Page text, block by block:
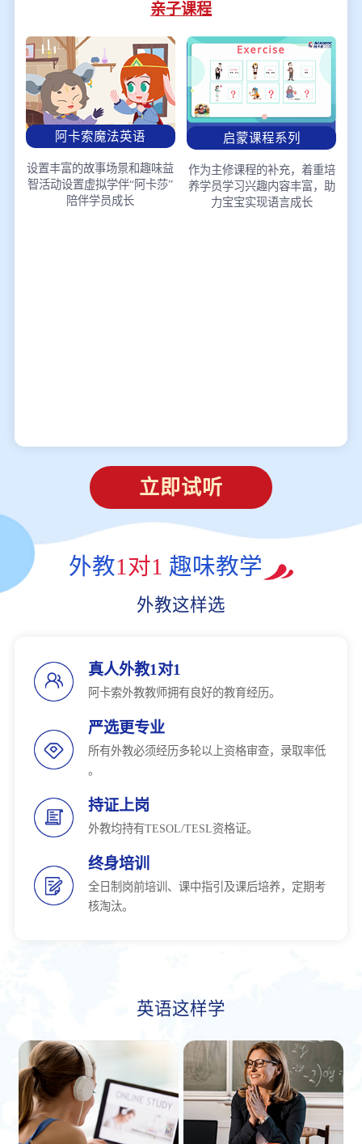
亲子课程
阿卡索魔法英语
设置丰富的故事场景和趣味益
智活动设置虚拟学伴“阿卡莎”
陪伴学员成长
启蒙课程系列
作为主修课程的补充，着重培
养学员学习兴趣内容丰富，助
力宝宝实现语言成长
立即试听
外教1对1 趣味教学
外教这样选
真人外教1对1
阿卡索外教教师拥有良好的教育经历。
严选更专业
所有外教必须经历多轮以上资格审查，录取率低
。
持证上岗
外教均持有TESOL/TESL资格证。
终身培训
全日制岗前培训、课中指引及课后培养，定期考
核淘汰。
英语这样学